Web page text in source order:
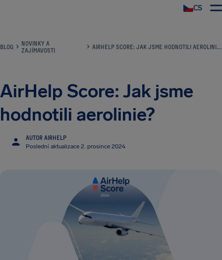
CS
BLOG
NOVINKY A
ZAJÍMAVOSTI
AIRHELP SCORE: JAK JSME HODNOTILI AEROLINIE?
AirHelp Score: Jak jsme
hodnotili aerolinie?
AUTOR AIRHELP
Poslední aktualizace 2. prosince 2024